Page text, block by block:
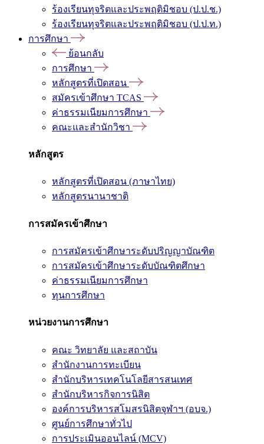
ร้องเรียนทุจริตและประพฤติมิชอบ (ป.ป.ช.)
ร้องเรียนทุจริตและประพฤติมิชอบ (ป.ป.ท.)
การศึกษา
ย้อนกลับ
การศึกษา
หลักสูตรที่เปิดสอน
สมัครเข้าศึกษา TCAS
ค่าธรรมเนียมการศึกษา
คณะและสำนักวิชา
หลักสูตร
หลักสูตรที่เปิดสอน (ภาษาไทย)
หลักสูตรนานาชาติ
การสมัครเข้าศึกษา
การสมัครเข้าศึกษาระดับปริญญาบัณฑิต
การสมัครเข้าศึกษาระดับบัณฑิตศึกษา
ค่าธรรมเนียมการศึกษา
ทุนการศึกษา
หน่วยงานการศึกษา
คณะ วิทยาลัย และสถาบัน
สำนักงานการทะเบียน
สำนักบริหารเทคโนโลยีสารสนเทศ
สำนักบริหารกิจการนิสิต
องค์การบริหารสโมสรนิสิตจุฬาฯ (อบจ.)
ศูนย์การศึกษาทั่วไป
การประเมินออนไลน์ (MCV)